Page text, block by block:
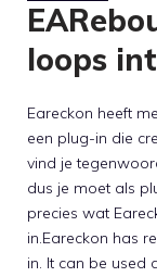
loops
Eareckon heeft
een plug-in die
vind je
dus je moet als
precies wat
in.Eareckon has
in. It can be used